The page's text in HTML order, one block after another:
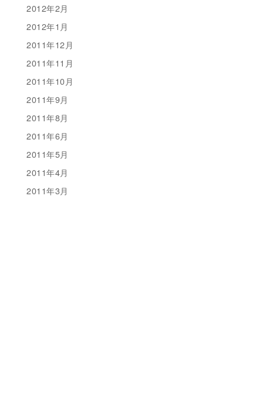
2012年2月
2012年1月
2011年12月
2011年11月
2011年10月
2011年9月
2011年8月
2011年6月
2011年5月
2011年4月
2011年3月